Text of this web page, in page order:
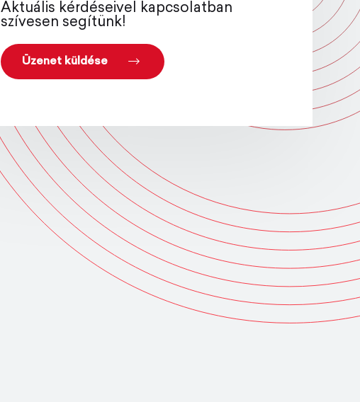
Aktuális kérdéseivel kapcsolatban
szívesen segítünk!
Üzenet küldése